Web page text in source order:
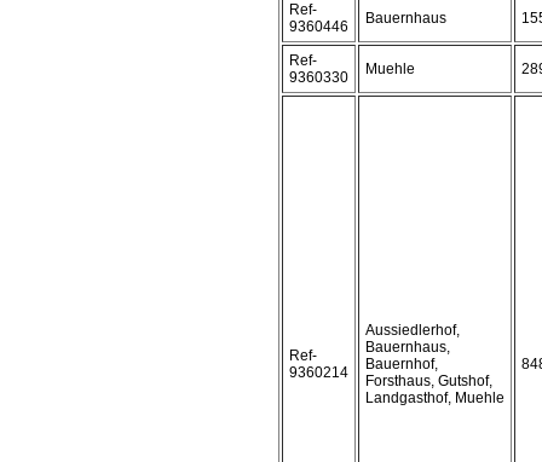
Ref-
9360446
Bauernhaus
Ref-
9360330
Muehle
Ref-
9360214
Aussiedlerhof,
Bauernhaus,
Bauernhof,
Forsthaus, Gutshof,
Landgasthof, Muehle